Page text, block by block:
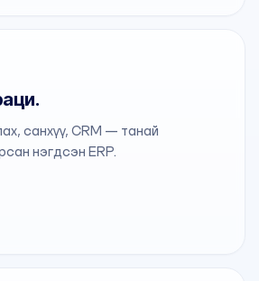
санхүү, CRM — танай
нэгдсэн ERP.